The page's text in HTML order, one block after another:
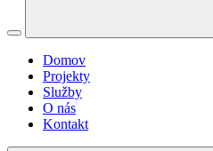
Domov
Projekty
Služby
O nás
Kontakt